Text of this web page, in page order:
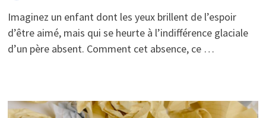
Imaginez un enfant dont les yeux brillent de l’espoir
d’être aimé, mais qui se heurte à l’indifférence glaciale
d’un père absent. Comment cet absence, ce …